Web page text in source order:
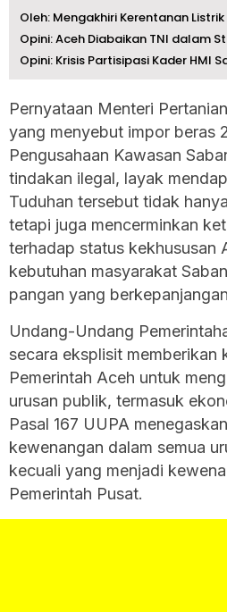
Oleh: Mengakhiri Kerentanan
Opini: Aceh Diabaikan TNI dalam
Opini: Krisis Partisipasi Kader HMI
Pernyataan Menteri
yang menyebut impor beras
Pengusahaan Kawasan
tindakan ilegal, layak
Tuduhan tersebut tidak
tetapi juga mencerminkan
terhadap status kekhususan
kebutuhan masyarakat
pangan yang
Undang-Undang
secara eksplisit memberikan
Pemerintah Aceh untuk
urusan publik, termasuk
Pasal 167 UUPA
kewenangan dalam semua
kecuali yang menjadi
Pemerintah Pusat.